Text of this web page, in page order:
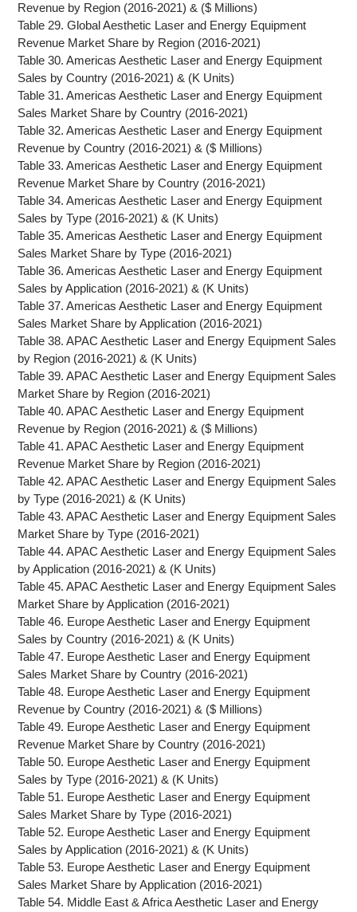
Revenue by Region (2016-2021) & ($ Millions)
Table 29. Global Aesthetic Laser and Energy Equipment
Revenue Market Share by Region (2016-2021)
Table 30. Americas Aesthetic Laser and Energy Equipment
Sales by Country (2016-2021) & (K Units)
Table 31. Americas Aesthetic Laser and Energy Equipment
Sales Market Share by Country (2016-2021)
Table 32. Americas Aesthetic Laser and Energy Equipment
Revenue by Country (2016-2021) & ($ Millions)
Table 33. Americas Aesthetic Laser and Energy Equipment
Revenue Market Share by Country (2016-2021)
Table 34. Americas Aesthetic Laser and Energy Equipment
Sales by Type (2016-2021) & (K Units)
Table 35. Americas Aesthetic Laser and Energy Equipment
Sales Market Share by Type (2016-2021)
Table 36. Americas Aesthetic Laser and Energy Equipment
Sales by Application (2016-2021) & (K Units)
Table 37. Americas Aesthetic Laser and Energy Equipment
Sales Market Share by Application (2016-2021)
Table 38. APAC Aesthetic Laser and Energy Equipment Sales
by Region (2016-2021) & (K Units)
Table 39. APAC Aesthetic Laser and Energy Equipment Sales
Market Share by Region (2016-2021)
Table 40. APAC Aesthetic Laser and Energy Equipment
Revenue by Region (2016-2021) & ($ Millions)
Table 41. APAC Aesthetic Laser and Energy Equipment
Revenue Market Share by Region (2016-2021)
Table 42. APAC Aesthetic Laser and Energy Equipment Sales
by Type (2016-2021) & (K Units)
Table 43. APAC Aesthetic Laser and Energy Equipment Sales
Market Share by Type (2016-2021)
Table 44. APAC Aesthetic Laser and Energy Equipment Sales
by Application (2016-2021) & (K Units)
Table 45. APAC Aesthetic Laser and Energy Equipment Sales
Market Share by Application (2016-2021)
Table 46. Europe Aesthetic Laser and Energy Equipment
Sales by Country (2016-2021) & (K Units)
Table 47. Europe Aesthetic Laser and Energy Equipment
Sales Market Share by Country (2016-2021)
Table 48. Europe Aesthetic Laser and Energy Equipment
Revenue by Country (2016-2021) & ($ Millions)
Table 49. Europe Aesthetic Laser and Energy Equipment
Revenue Market Share by Country (2016-2021)
Table 50. Europe Aesthetic Laser and Energy Equipment
Sales by Type (2016-2021) & (K Units)
Table 51. Europe Aesthetic Laser and Energy Equipment
Sales Market Share by Type (2016-2021)
Table 52. Europe Aesthetic Laser and Energy Equipment
Sales by Application (2016-2021) & (K Units)
Table 53. Europe Aesthetic Laser and Energy Equipment
Sales Market Share by Application (2016-2021)
Table 54. Middle East & Africa Aesthetic Laser and Energy